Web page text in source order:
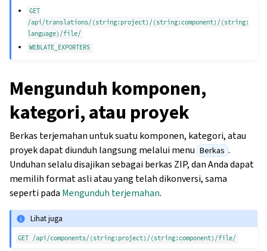
GET
/api/translations/(string:project)/(string:component)/(string:
language)/file/
WEBLATE_EXPORTERS
Mengunduh komponen,
kategori, atau proyek
Berkas terjemahan untuk suatu komponen, kategori, atau
proyek dapat diunduh langsung melalui menu Berkas .
Unduhan selalu disajikan sebagai berkas ZIP, dan Anda dapat
memilih format asli atau yang telah dikonversi, sama
seperti pada Mengunduh terjemahan.
Lihat juga
GET /api/components/(string:project)/(string:component)/file/